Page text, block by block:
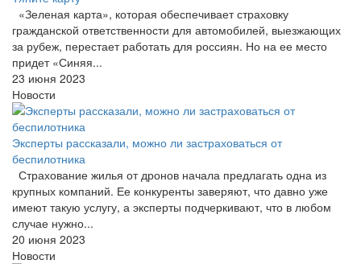
«Зеленая карта», которая обеспечивает страховку
гражданской ответственности для автомобилей, выезжающих
за рубеж, перестает работать для россиян. Но на ее место
придет «Синяя...
23 июня 2023
Новости
Эксперты рассказали, можно ли застраховаться от
беспилотника
Страхование жилья от дронов начала предлагать одна из
крупных компаний. Ее конкуренты заверяют, что давно уже
имеют такую услугу, а эксперты подчеркивают, что в любом
случае нужно...
20 июня 2023
Новости